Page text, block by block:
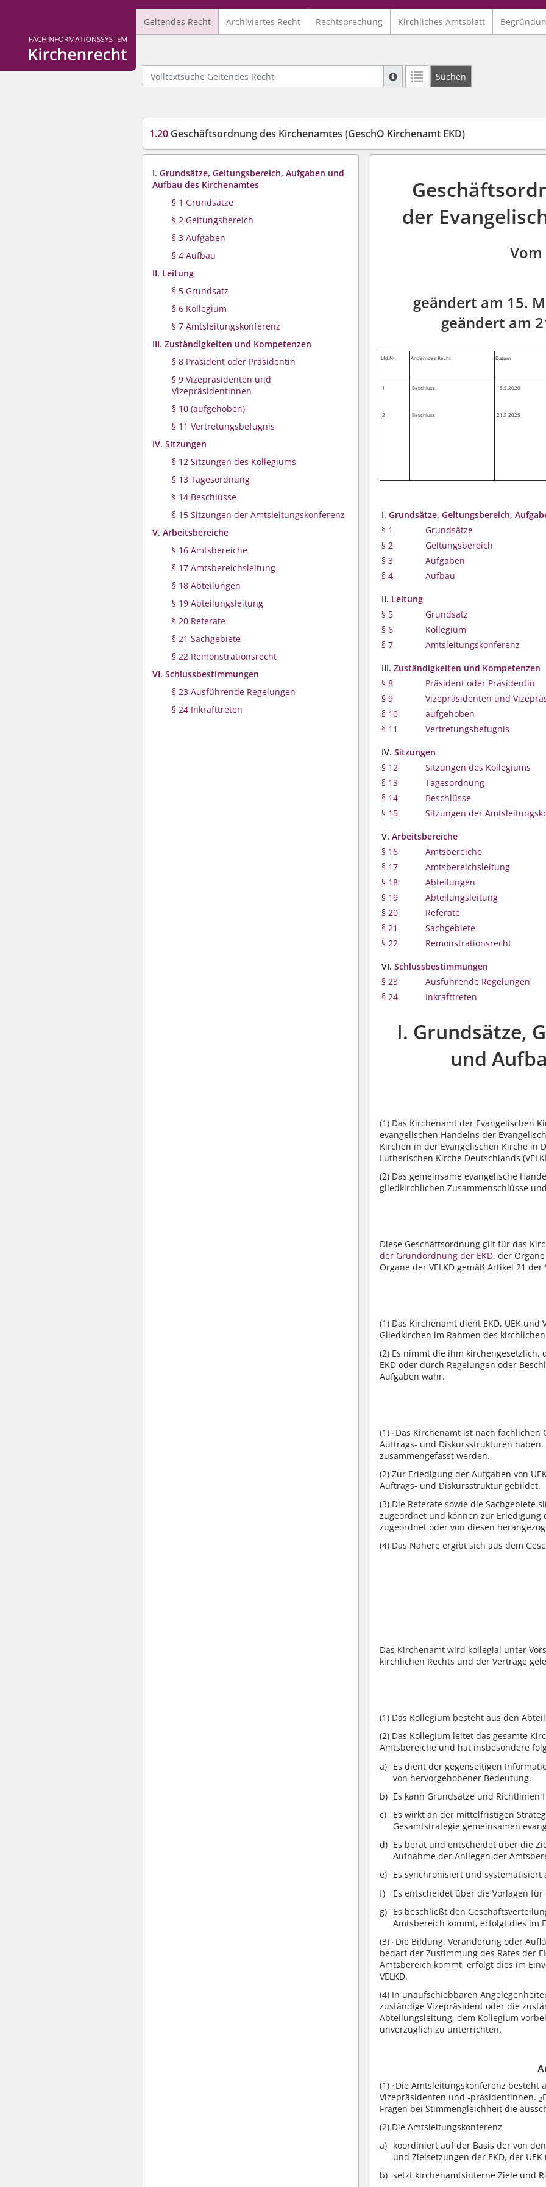
Logo Fachinformationssystem Kirchenrecht
Geltendes Recht Archiviertes Recht Rechtsprechung Kirchliches Amtsblatt
Volltextsuche Geltendes Recht
Suche mit Platzhalter "*", Bsp.
Weitere Suchoperatoren finden Sie in
Suchen
1.20 Geschäftsordnung des Kirchenamtes (GeschO Kirchenamt EKD)
I. Grundsätze, Geltungsbereich, Aufgaben und
Aufbau des Kirchenamtes
§ 1 Grundsätze
§ 2 Geltungsbereich
§ 3 Aufgaben
§ 4 Aufbau
II. Leitung
§ 5 Grundsatz
§ 6 Kollegium
§ 7 Amtsleitungskonferenz
III. Zuständigkeiten und Kompetenzen
§ 8 Präsident oder Präsidentin
§ 9 Vizepräsidenten und
Vizepräsidentinnen
§ 10 (aufgehoben)
§ 11 Vertretungsbefugnis
IV. Sitzungen
§ 12 Sitzungen des Kollegiums
§ 13 Tagesordnung
§ 14 Beschlüsse
§ 15 Sitzungen der Amtsleitungskonferenz
V. Arbeitsbereiche
§ 16 Amtsbereiche
§ 17 Amtsbereichsleitung
§ 18 Abteilungen
§ 19 Abteilungsleitung
§ 20 Referate
§ 21 Sachgebiete
§ 22 Remonstrationsrecht
VI. Schlussbestimmungen
§ 23 Ausführende Regelungen
§ 24 Inkrafttreten
der
Vom
geändert am 15.
geändert am
Lfd.Nr. Änderndes Recht Datum
1 Beschluss 15.5.2020
2 Beschluss 21.3.2025
I.Grundsätze, Geltungsbereich,
§ 1
Grundsätze
§ 2
Geltungsbereich
§ 3
Aufgaben
§ 4
Aufbau
II. Leitung
§ 5
Grundsatz
§ 6
Kollegium
§ 7
Amtsleitungskonferenz
III.Zuständigkeiten und Kompetenzen
§ 8
Präsident oder Präsidentin
§ 9
Vizepräsidenten und
§ 10
aufgehoben
§ 11
Vertretungsbefugnis
IV.Sitzungen
§ 12
Sitzungen des Kollegiums
§ 13
Tagesordnung
§ 14
Beschlüsse
§ 15
Sitzungen der
V.Arbeitsbereiche
§ 16
Amtsbereiche
§ 17
Amtsbereichsleitung
§ 18
Abteilungen
§ 19
Abteilungsleitung
§ 20
Referate
§ 21
Sachgebiete
§ 22
Remonstrationsrecht
VI.Schlussbestimmungen
§ 23
Ausführende Regelungen
§ 24
Inkrafttreten
I. Grundsätze,
und
(1) Das Kirchenamt der Evangelischen
evangelischen Handelns der
Kirchen in der Evangelischen Kirche in
Lutherischen Kirche Deutschlands
(2) Das gemeinsame evangelische
gliedkirchlichen Zusammenschlüsse
Diese Geschäftsordnung gilt für das
der Grundordnung der EKD, der
Organe der VELKD gemäß Artikel 21 der
(1) Das Kirchenamt dient EKD, UEK
Gliedkirchen im Rahmen des
(2) Es nimmt die ihm kirchengesetzlich,
EKD oder durch Regelungen oder
Aufgaben wahr.
(1) 1 Das Kirchenamt ist nach
Auftrags- und Diskursstrukturen haben.
zusammengefasst werden.
(2) Zur Erledigung der Aufgaben von
Auftrags- und Diskursstruktur gebildet.
(3) Die Referate sowie die Sachgebiete
zugeordnet und können zur Erledigung
zugeordnet oder von diesen
(4) Das Nähere ergibt sich aus dem
Das Kirchenamt wird kollegial unter
kirchlichen Rechts und der Verträge
(1) Das Kollegium besteht aus den
(2) Das Kollegium leitet das gesamte
Amtsbereiche und hat insbesondere
Es dient der gegenseitigen
von hervorgehobener Bedeutung.
Es kann Grundsätze und
Es wirkt an der mittelfristigen
Gesamtstrategie gemeinsamen
Es berät und entscheidet über die
Aufnahme der Anliegen der
Es synchronisiert und
Es entscheidet über die Vorlagen für
Es beschließt den
Amtsbereich kommt, erfolgt dies im
(3) 1 Die Bildung, Veränderung oder
bedarf der Zustimmung des Rates der
Amtsbereich kommt, erfolgt dies im
VELKD.
(4) In unaufschiebbaren
zuständige Vizepräsident oder die
Abteilungsleitung, dem Kollegium
unverzüglich zu unterrichten.
(1) 1 Die Amtsleitungskonferenz besteht
Vizepräsidenten und -präsidentinnen. 2
Fragen bei Stimmengleichheit die
(2) Die Amtsleitungskonferenz
koordiniert auf der Basis der von
und Zielsetzungen der EKD, der
setzt kirchenamtsinterne Ziele und